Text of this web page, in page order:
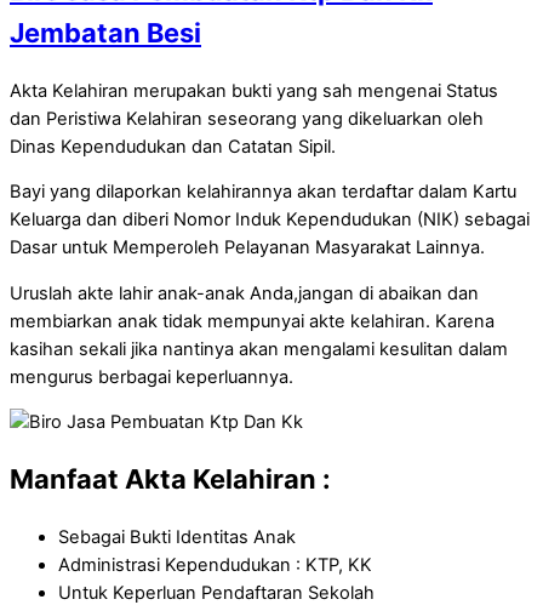
Jembatan Besi
Akta Kelahiran merupakan bukti yang sah mengenai Status
dan Peristiwa Kelahiran seseorang yang dikeluarkan oleh
Dinas Kependudukan dan Catatan Sipil.
Bayi yang dilaporkan kelahirannya akan terdaftar dalam Kartu
Keluarga dan diberi Nomor Induk Kependudukan (NIK) sebagai
Dasar untuk Memperoleh Pelayanan Masyarakat Lainnya.
Uruslah akte lahir anak-anak Anda,jangan di abaikan dan
membiarkan anak tidak mempunyai akte kelahiran. Karena
kasihan sekali jika nantinya akan mengalami kesulitan dalam
mengurus berbagai keperluannya.
Manfaat Akta Kelahiran :
Sebagai Bukti Identitas Anak
Administrasi Kependudukan : KTP, KK
Untuk Keperluan Pendaftaran Sekolah